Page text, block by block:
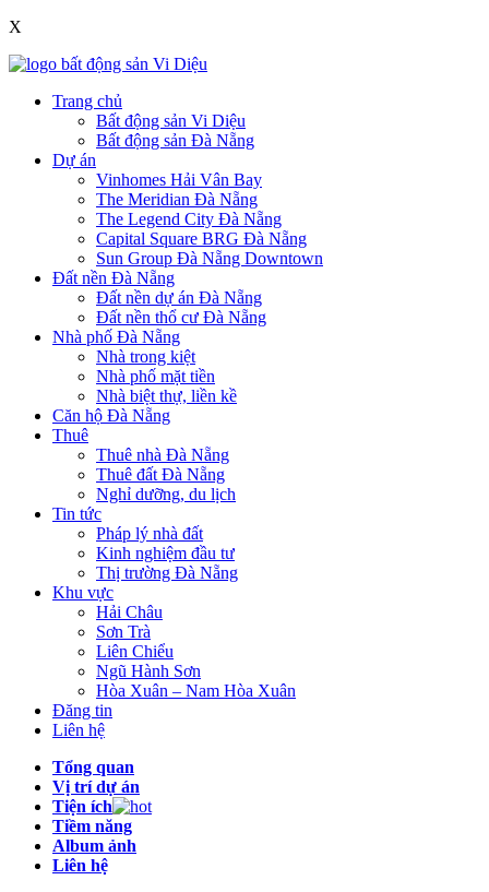
X
Trang chủ
Bất động sản Vi Diệu
Bất động sản Đà Nẵng
Dự án
Vinhomes Hải Vân Bay
The Meridian Đà Nẵng
The Legend City Đà Nẵng
Capital Square BRG Đà Nẵng
Sun Group Đà Nẵng Downtown
Đất nền Đà Nẵng
Đất nền dự án Đà Nẵng
Đất nền thổ cư Đà Nẵng
Nhà phố Đà Nẵng
Nhà trong kiệt
Nhà phố mặt tiền
Nhà biệt thự, liền kề
Căn hộ Đà Nẵng
Thuê
Thuê nhà Đà Nẵng
Thuê đất Đà Nẵng
Nghỉ dưỡng, du lịch
Tin tức
Pháp lý nhà đất
Kinh nghiệm đầu tư
Thị trường Đà Nẵng
Khu vực
Hải Châu
Sơn Trà
Liên Chiểu
Ngũ Hành Sơn
Hòa Xuân – Nam Hòa Xuân
Đăng tin
Liên hệ
Tổng quan
Vị trí dự án
Tiện ích
Tiềm năng
Album ảnh
Liên hệ